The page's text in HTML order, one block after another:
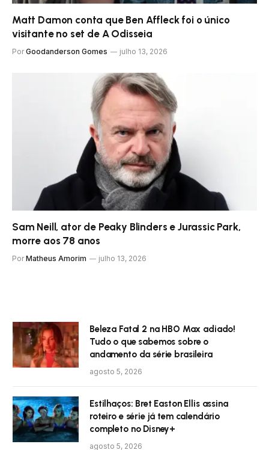
Matt Damon conta que Ben Affleck foi o único
visitante no set de A Odisseia
Por Goodanderson Gomes julho 13, 2026
Sam Neill, ator de Peaky Blinders e Jurassic Park,
morre aos 78 anos
Por Matheus Amorim julho 13, 2026
Beleza Fatal 2 na HBO Max adiado!
Tudo o que sabemos sobre o
andamento da série brasileira
agosto 5, 2026
Estilhaços: Bret Easton Ellis assina
roteiro e série já tem calendário
completo no Disney+
agosto 5, 2026